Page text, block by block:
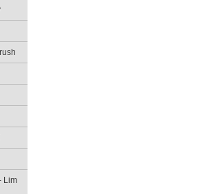
Lim